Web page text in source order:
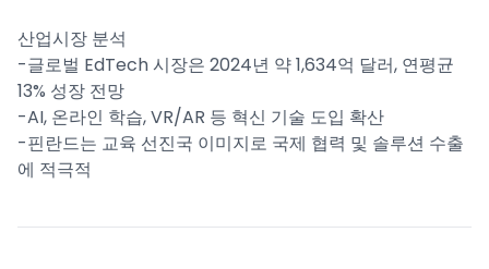
산업시장 분석
-글로벌 EdTech 시장은 2024년 약 1,634억 달러, 연평균
13% 성장 전망
-AI, 온라인 학습, VR/AR 등 혁신 기술 도입 확산
-핀란드는 교육 선진국 이미지로 국제 협력 및 솔루션 수출
에 적극적